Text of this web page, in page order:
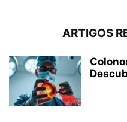
ARTIGOS